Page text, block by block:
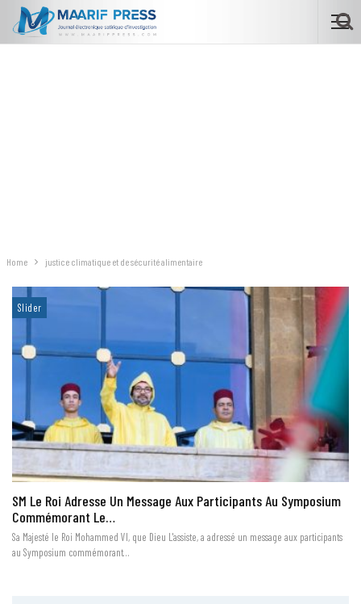
Home justice climatique et de sécurité alimentaire
Slider
SM Le Roi Adresse Un Message Aux Participants Au Symposium
Commémorant Le…
Sa Majesté le Roi Mohammed VI, que Dieu L'assiste, a adressé un message aux participants
au Symposium commémorant…